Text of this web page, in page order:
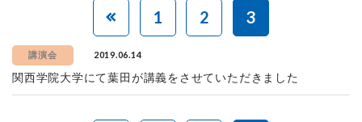
1 2 3
講演会 2019.06.14
関西学院大学にて葉田が講義をさせていただきました